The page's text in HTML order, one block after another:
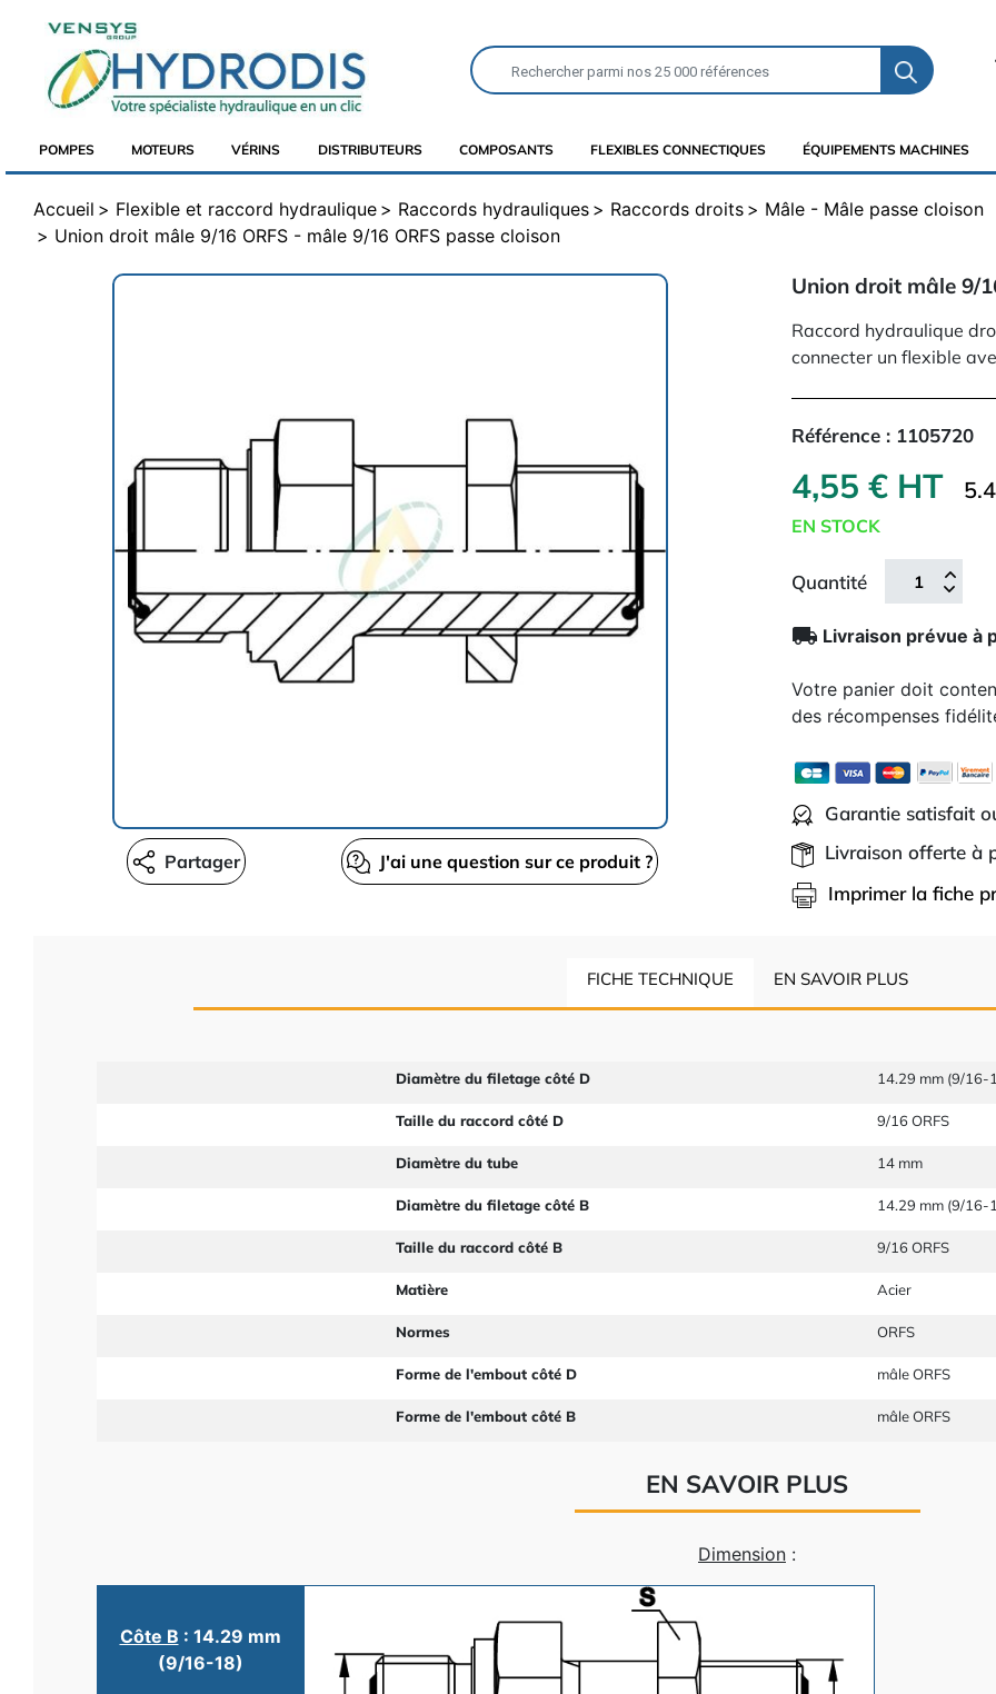
POMPES MOTEURS VÉRINS DISTRIBUTEURS COMPOSANTS FLEXIBLES CONNECTIQUES ÉQUIPEMENTS MACHINES
Accueil Flexible et raccord hydraulique Raccords hydrauliques Raccords droits
Mâle - Mâle passe cloison
Union droit mâle 9/16 ORFS - mâle 9/16 ORFS passe cloison
J'ai une question sur ce produit ?
Partager
Union droit mâle 9/
Raccord hydraulique
connecter un flexible
Référence : 1105720
4,55 € HT
EN STOCK
Quantité
local_shipping Livraison prévue à
Votre panier doit
des récompenses
Garantie satisfait
Livraison offerte à
Imprimer la fiche
FICHE TECHNIQUE EN SAVOIR PLUS
Diamètre du filetage côté D 14.29 mm (9/16-
Taille du raccord côté D 9/16 ORFS
Diamètre du tube 14 mm
Diamètre du filetage côté B 14.29 mm (9/16-
Taille du raccord côté B 9/16 ORFS
Matière Acier
Normes ORFS
Forme de l'embout côté D mâle ORFS
Forme de l'embout côté B mâle ORFS
EN SAVOIR PLUS
Dimension :
Côte B : 14.29 mm
(9/16-18)